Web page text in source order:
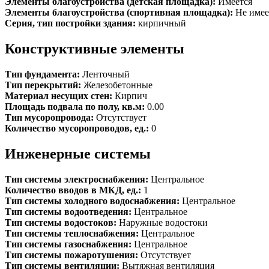
Элементы благоустройства (спортивная площадка): Не
Серия, тип постройки здания: кирпичный
Конструктивные элементы
Тип фундамента: Ленточный
Тип перекрытий: Железобетонные
Материал несущих стен: Кирпич
Площадь подвала по полу, кв.м: 0.00
Тип мусоропровода: Отсутствует
Количество мусоропроводов, ед.: 0
Инженерные системы
Тип системы электроснабжения: Центральное
Количество вводов в МКД, ед.: 1
Тип системы холодного водоснабжения: Центральное
Тип системы водоотведения: Центральное
Тип системы водостоков: Наружные водостоки
Тип системы теплоснабжения: Центральное
Тип системы газоснабжения: Центральное
Тип системы пожаротушения: Отсутствует
Тип системы вентиляции: Вытяжная вентиляция